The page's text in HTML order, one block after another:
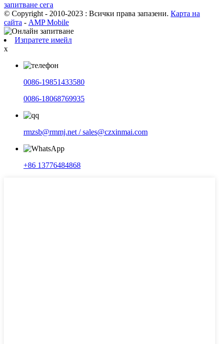
запитване сега
© Copyright - 2010-2023 : Всички права запазени. Карта на
сайта - AMP Mobile
Изпратете имейл
x
0086-19851433580
0086-18068769935
rmzsb@rmmj.net / sales@czxinmai.com
+86 13776484868